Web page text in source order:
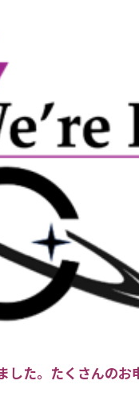
た。たくさんのお